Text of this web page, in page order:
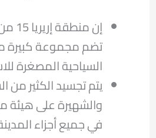
إن
تضم مجموعة كبيرة
السياحية المصغرة
يتم تجسيد الكثير من
والشهيرة على
في جميع أجزاء